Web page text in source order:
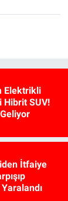
Elektrikli
Hibrit SUV!
İtfaiye